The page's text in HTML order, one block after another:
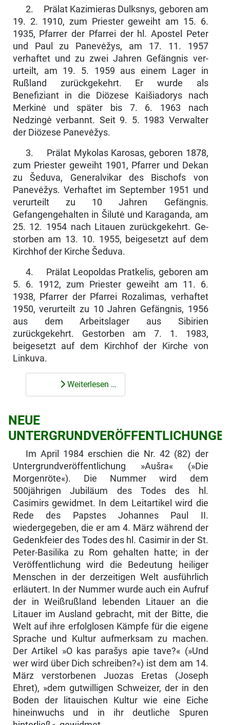
2. Prälat Kazimieras Dulksnys, geboren am
19. 2. 1910, zum Priester ge­weiht am 15. 6.
1935, Pfarrer der Pfarrei der hl. Apostel Peter
und Paul zu Panevėžys, am 17. 11. 1957
verhaftet und zu zwei Jahren Gefängnis ver­
urteilt, am 19. 5. 1959 aus einem Lager in
Rußland zurückgekehrt. Er wurde als
Benefiziant in die Diözese Kaišiadorys nach
Merkinė und später bis 7. 6. 1963 nach
Nedzingė verbannt. Seit 9. 5. 1983 Verwalter
der Diözese Pa­nevėžys.
3. Prälat Mykolas Karosas, geboren 1878,
zum Priester geweiht 1901, Pfarrer und Dekan
zu Šeduva, Generalvikar des Bischofs von
Panevėžys. Verhaftet im September 1951 und
verurteilt zu 10 Jahren Gefängnis.
Gefangengehalten in Šilutė und Karaganda, am
25. 12. 1954 nach Litauen zurückgekehrt. Ge­
storben am 13. 10. 1955, beigesetzt auf dem
Kirchhof der Kirche Šeduva.
4. Prälat Leopoldas Pratkelis, geboren am
5. 6. 1912, zum Priester geweiht am 11. 6.
1938, Pfarrer der Pfarrei Rozalimas, verhaftet
1950, verurteilt zu 10 Jahren Gefängnis, 1956
aus dem Arbeitslager aus Sibirien
zurückgekehrt. Gestorben am 7. 1. 1983,
beigesetzt auf dem Kirchhof der Kirche von
Linkuva.
Weiterlesen …
NEUE
Im April 1984 erschien die Nr. 42 (82) der
Untergrundveröffentlichung »Aušra« (»Die
Morgenröte«). Die Nummer wird dem
500jährigen Jubiläum des Todes des hl.
Casimirs gewidmet. In dem Leitartikel wird die
Rede des Papstes Johannes Paul II.
wiedergegeben, die er am 4. März während der
Gedenkfeier des Todes des hl. Casimir in der St.
Peter-Basilika zu Rom gehalten hatte; in der
Veröffentlichung wird die Bedeutung heiliger
Men­schen in der derzeitigen Welt ausführlich
erläutert. In der Nummer wurde auch ein Aufruf
der in Weißrußland lebenden Litauer an die
Litauer im Ausland gebracht, mit der Bitte, die
Welt auf ihre erfolglosen Kämpfe für die eigene
Sprache und Kultur aufmerksam zu machen.
Der Artikel »O kas parašys apie tave?« (»Und
wer wird über Dich schreiben?«) ist dem am 14.
März verstorbenen Juozas Eretas (Joseph
Ehret), »dem gutwilligen Schweizer, der in den
Boden der litauischen Kultur wie eine Eiche
hineinwuchs und in ihr deutliche Spuren